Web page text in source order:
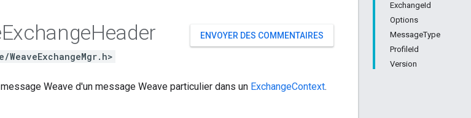
ExchangeId
Options
MessageType
ProfileId
Version
ENVOYER DES COMMENTAIRES
ExchangeHeader
Weave d'un message Weave particulier dans un ExchangeContext.